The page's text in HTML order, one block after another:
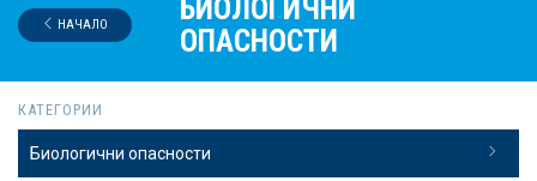
БИОЛОГИЧНИ
ОПАСНОСТИ
НАЧАЛО
КАТЕГОРИИ
Биологични опасности